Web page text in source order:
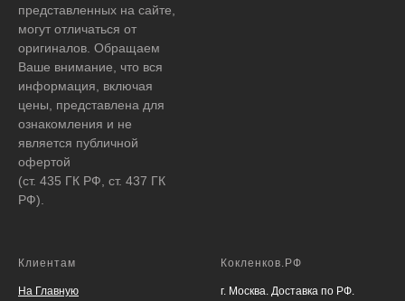
представленных на сайте,
могут отличаться от
оригиналов. Обращаем
Ваше внимание, что вся
информация, включая
цены, представлена для
ознакомления и не
является публичной
офертой
(ст. 435 ГК РФ, ст. 437 ГК
РФ).
Клиентам
На Главную
Кокленков.РФ
г. Москва. Доставка по РФ.